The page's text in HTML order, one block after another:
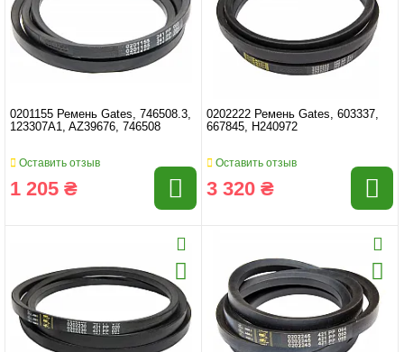
0201155 Ремень Gates, 746508.3,
123307A1, AZ39676, 746508
Оставить отзыв
1 205 ₴
0202222 Ремень Gates, 603337,
667845, H240972
Оставить отзыв
3 320 ₴